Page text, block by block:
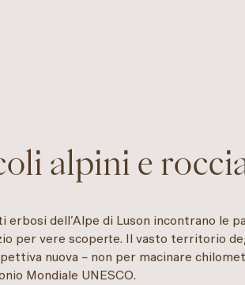
alpini e
erbosi dell’Alpe di Luson incontrano le
per vere scoperte. Il vasto territorio
nuova – non per macinare
Mondiale UNESCO.